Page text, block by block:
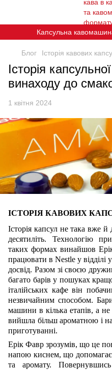
Капсульна
Блог Історія кавових
Історія
винаходу до
1 квітня 2024
ІСТОРІЯ КАВОВИХ
Історія капсул не така вже й
десятиліть. Технологію
таких формах винайшов
працювати в Nestle у відділі
досвід. Разом зі своєю
багато барів у пошуках
італійських кафе він
незвичайним способом.
машини в кілька етапів, а не
вийшла більш ароматною і
приготуванні.
Ерік Фавр зрозумів, що це
напою киснем, що
та аромату.